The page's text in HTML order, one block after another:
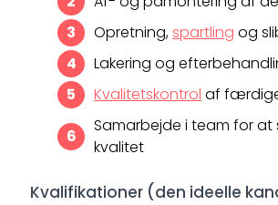
Opretning,spartling og
Lakering og
Kvalitetskontrol af
Samarbejde i team for at
kvalitet
Kvalifikationer (den ideelle